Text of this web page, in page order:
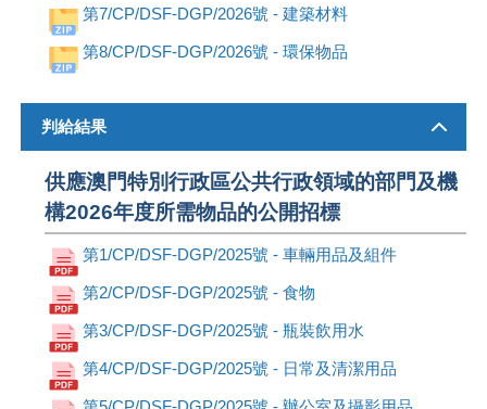
第7/CP/DSF-DGP/2026號 - 建築材料
第8/CP/DSF-DGP/2026號 - 環保物品
判給結果
供應澳門特別行政區公共行政領域的部門及機
構2026年度所需物品的公開招標
第1/CP/DSF-DGP/2025號 - 車輛用品及組件
第2/CP/DSF-DGP/2025號 - 食物
第3/CP/DSF-DGP/2025號 - 瓶裝飲用水
第4/CP/DSF-DGP/2025號 - 日常及清潔用品